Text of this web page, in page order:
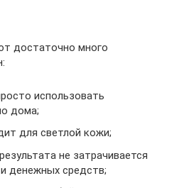
достаточно много
использовать
дома;
для светлой кожи;
не затрачивается
денежных средств;